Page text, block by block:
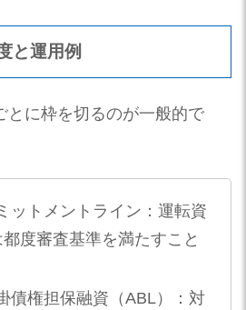
と運用例
とに枠を切るのが一般的で
ットメントライン：運転資
度審査基準を満たすこと
債権担保融資（ABL）：対